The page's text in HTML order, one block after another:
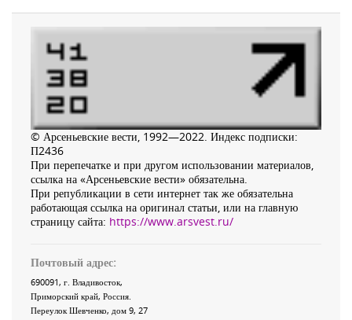
© Арсеньевские вести, 1992—2022. Индекс подписки:
П2436
При перепечатке и при другом использовании материалов,
ссылка на «Арсеньевские вести» обязательна.
При републикации в сети интернет так же обязательна
работающая ссылка на оригинал статьи, или на главную
страницу сайта: https://www.arsvest.ru/
Почтовый адрес:
690091, г. Владивосток,
Приморский край, Россия
Переулок Шевченко, дом 9, 27